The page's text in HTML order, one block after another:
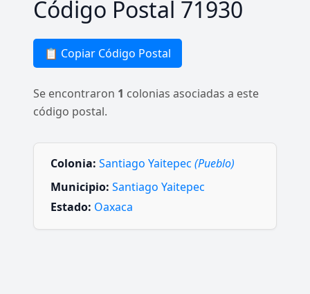
Código Postal 71930
📋 Copiar Código Postal
Se encontraron 1 colonias asociadas a este
código postal.
Colonia: Santiago Yaitepec (Pueblo)
Municipio: Santiago Yaitepec
Estado: Oaxaca